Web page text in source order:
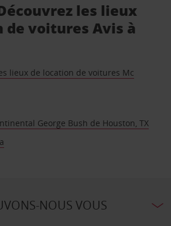
les lieux
de voitures Avis à
lieux de location de voitures Mc
George Bush de Houston, TX
NOUS VOUS